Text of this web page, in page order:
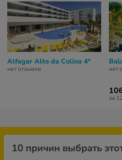
Alfagar Alto da Colina 4*
нет отзывов нет
за
10 причин выбрать